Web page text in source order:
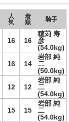
人
気
着
順
騎手
16 16
穂苅 寿
彦
(54.0kg)
16 14
岩部 純
二
(50.0kg)
12 12
岩部 純
二
(54.0kg)
15 15
岩部 純
二
(54.0kg)